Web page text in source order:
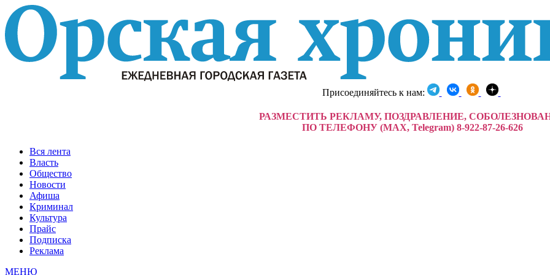
Присоединяйтесь к нам:
РАЗМЕСТИТЬ РЕКЛАМУ, ПОЗДРАВЛЕНИЕ,
ПО ТЕЛЕФОНУ (MAX, Telegram) 8-922-87-26-626
Вся лента
Власть
Общество
Новости
Афиша
Криминал
Культура
Прайс
Подписка
Реклама
МЕНЮ